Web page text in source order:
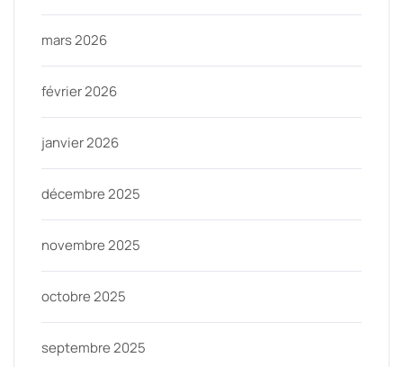
mars 2026
février 2026
janvier 2026
décembre 2025
novembre 2025
octobre 2025
septembre 2025